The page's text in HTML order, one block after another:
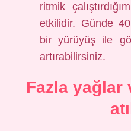
ritmik
etkilidir. Günde
bir yürüyüş ile
artırabilirsiniz.
Fazla yağlar